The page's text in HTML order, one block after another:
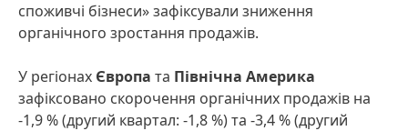
споживчі бізнеси» зафіксували зниження
органічного зростання продажів.
У регіонах Європа та Північна Америка
зафіксовано скорочення органічних продажів на
-1,9 % (другий квартал: -1,8 %) та -3,4 % (другий